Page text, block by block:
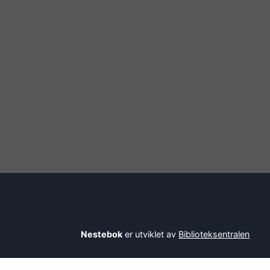
Nestebok er utviklet av Biblioteksentralen